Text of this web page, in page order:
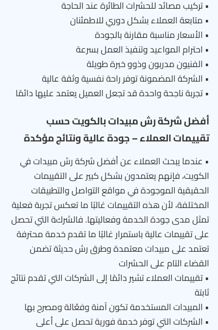
• تركيب مصائد للحشرات الطائرة عند الحاجة
• متابعة العملاء بشكل دوري للاطمئنان
• الأسعار مناسبة مقارنة بالجودة
• احترام المواعيد وتنفيذ العمل بسرعة
• الفنيون مدربون وذوو خبرة طويلة
• الشركة المضمونة توفر راحة نفسية وثقة عالية
• تجربة ناجحة واحدة قد تجعل العميل يعتمد عليها دائمًا
أفضل شركة رش مبيدات بالكويت حسب
تقييمات العملاء – جودة عالية ونتائج مؤكدة
• عندما يبحث العملاء عن أفضل شركة رش مبيدات في
الكويت، فإنهم يعتمدون بشكل كبير على التقييمات
الحقيقية الموجودة في مواقع التواصل والتطبيقات
المختلفة، لأن هذه التقييمات غالبًا ما تعكس تجربة فعلية
تمثل مدى جودة الخدمة وفعاليتها. فالشركة التي تحصل
على تقييمات عالية باستمرار غالبًا ما تقدم خدمة محترفة
تعتمد على مبيدات معتمدة وطرق رش حديثة تضمن
القضاء التام على الحشرات
• تقييمات العملاء تشير دائمًا إلى الشركات التي تقدم نتائج
ثابتة
• المبيدات المستخدمة تكون آمنة وفعّالة ومصرح بها
• الشركات التي توفر خدمة فورية تحصل على أعلى